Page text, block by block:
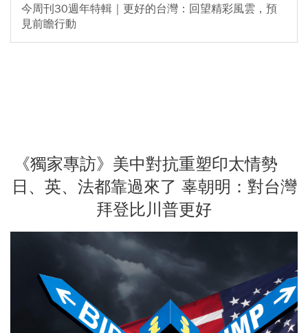
今周刊30週年特輯｜更好的台灣：回望精彩風雲，預
見前瞻行動
《獨家專訪》美中對抗重塑印太情勢
日、英、法都靠過來了 辜朝明：對台灣
拜登比川普更好